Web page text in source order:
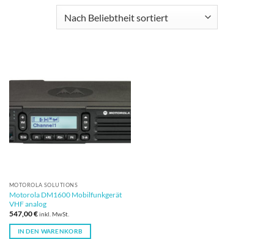
MOTOROLA SOLUTIONS
Motorola DM1600 Mobilfunkgerät
VHF analog
547,00€inkl. MwSt.
IN DEN WARENKORB